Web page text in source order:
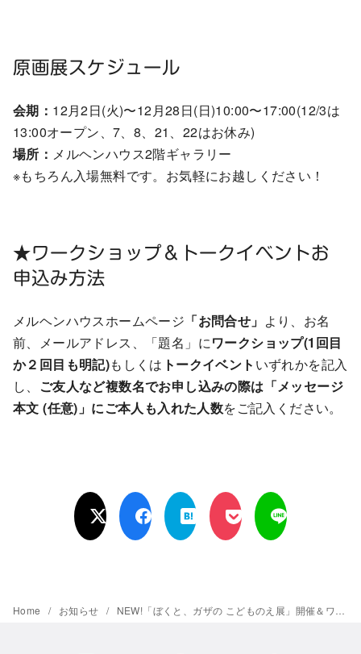
原画展スケジュール
会期： 12月2日(火)〜12月28日(日)10:00〜17:00(12/3は
13:00オープン、7、8、21、22はお休み)
場所： メルヘンハウス2階ギャラリー
※もちろん入場無料です。お気軽にお越しください！
★ワークショップ＆トークイベントお
申込み方法
メルヘンハウスホームページ 「お問合せ」 より、お名
前、メールアドレス、「題名」にワークショップ(1回目
か２回目も明記)もしくは トークイベント いずれかを記入
し、 ご友人など複数名でお申し込みの際は「メッセージ
本文 (任意)」にご本人も入れた人数をご記入ください。
Home お知らせ NEW!「ぼくと、ガザの こどものえ展」開催＆ワークショップ＆トークイベントも！